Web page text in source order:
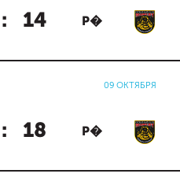
: 14 Р�
09 ОКТЯБРЯ
: 18 Р�